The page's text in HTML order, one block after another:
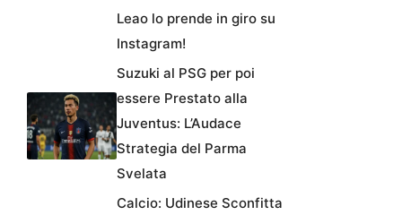
Leao lo prende in giro su
Instagram!
Suzuki al PSG per poi
essere Prestato alla
Juventus: L’Audace
Strategia del Parma
Svelata
Calcio: Udinese Sconfitta